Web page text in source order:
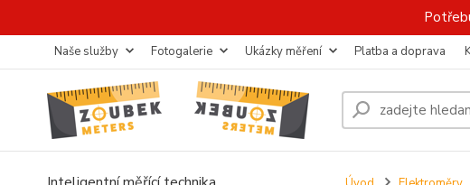
Naše služby Fotogalerie Ukázky měření Platba a doprava